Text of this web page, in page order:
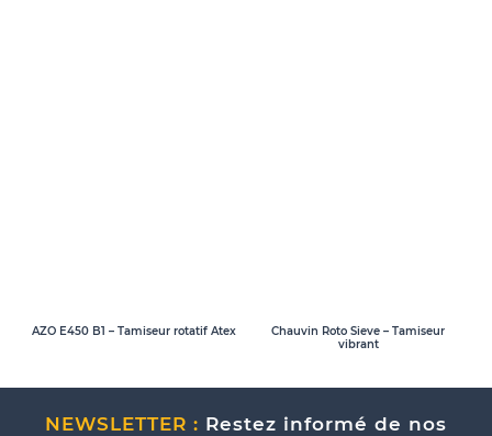
AZO E450 B1 – Tamiseur rotatif Atex
Chauvin Roto Sieve – Tamiseur
vibrant
NEWSLETTER : Restez informé de nos